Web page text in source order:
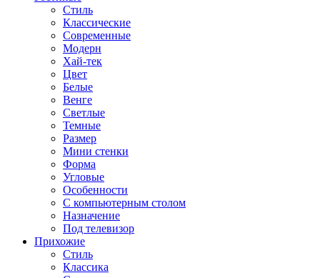
Стиль
Классические
Современные
Модерн
Хай-тек
Цвет
Белые
Венге
Светлые
Темные
Размер
Мини стенки
Форма
Угловые
Особенности
С компьютерным столом
Назначение
Под телевизор
Прихожие
Стиль
Классика